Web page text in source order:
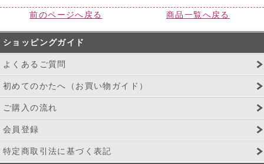
前のページへ戻る 商品一覧へ戻る
ショッピングガイド
よくあるご質問
初めてのかたへ（お買い物ガイド）
ご購入の流れ
会員登録
特定商取引法に基づく表記